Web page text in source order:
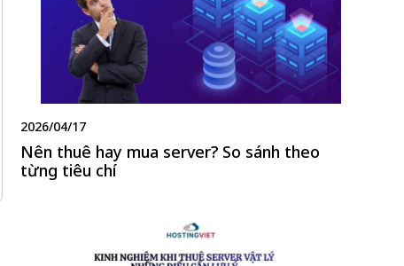
2026/04/17
Nên thuê hay mua server? So sánh theo
từng tiêu chí